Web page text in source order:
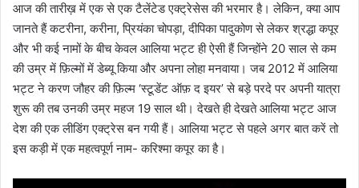
आज की तारीख़ में एक से एक टैलेंटेड एक्ट्रेसेस की भरमार है। लेकिन, क्या आप
जानते हैं कटरीना, करीना, प्रियंका चोपड़ा, दीपिका पादुकोण से लेकर श्रद्धा कपूर
और भी कई नामों के बीच केवल आलिया भट्ट ही ऐसी हैं जिन्होंने 20 साल से कम
की उम्र में फ़िल्मों में डेब्यू किया और अपना लोहा मनवाया। जब 2012 में आलिया
भट्ट ने करण जौहर की फ़िल्म ‘स्टूडेंट ऑफ़ द इयर’ से बड़े परदे पर अपनी यात्रा
शुरू की तब उनकी उम्र महज 19 साल थी। देखते ही देखते आलिया भट्ट आज
देश की एक लीडिंग एक्ट्रेस बन गयी हैं। आलिया भट्ट से पहले अगर बात करें तो
इस कड़ी में एक महत्वपूर्ण नाम- करिश्मा कपूर का है।